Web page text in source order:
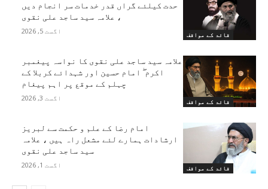
قائد کے مواقف
حدت کیلئے گراں قدر خدمات سر انجام دیں
، علامہ سید ساجد علی نقوی
اگست 5, 2026
قائد کے مواقف
علامہ سید ساجد علی نقوی کا نواسہ پیغمبر
اکرم ۖ امام حسین اور شہدائے کربلا کے
چہلم کے موقع پر اہم پیغام
اگست 3, 2026
قائد کے مواقف
امام رضا کے علم و حکمت سے لبریز
ارشادات ہمارے لئے مشعل راہ ہیں ، علامہ
سید ساجد علی نقوی
اگست 1, 2026